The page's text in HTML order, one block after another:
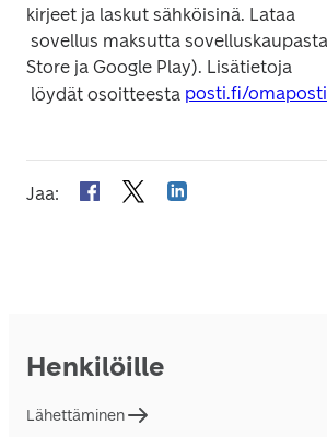
kirjeet ja laskut sähköisinä. Lataa
Store ja Google Play). Lisätietoja
löydät osoitteesta posti.fi/omaposti
Jaa:
Henkilöille
Lähettäminen